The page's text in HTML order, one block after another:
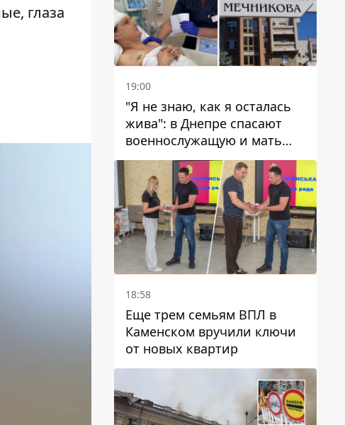
глаза
19:00
"Я не знаю, как я осталась
жива": в Днепре спасают
военнослужащую и мать
четверых детей, которую
ранил КАБ
18:58
Еще трем семьям ВПЛ в
Каменском вручили ключи
от новых квартир